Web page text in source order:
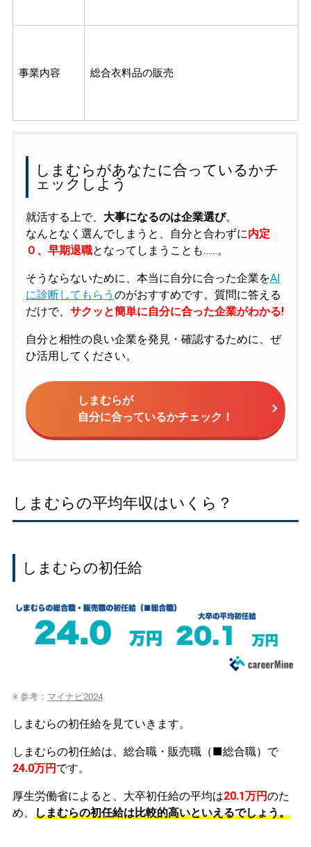
事業内容 総合衣料品の販売
しまむらがあなたに合っているかチ
ェックしよう
就活する上で、 大事になるのは企業選び。
なんとなく選んでしまうと、自分と合わずに内定
０、早期退職となってしまうことも……。
そうならないために、本当に自分に合った企業をAI
に診断してもらう のがおすすめです。質問に答える
だけで、 サクッと簡単に自分に合った企業がわかる!
自分と相性の良い企業を発見・確認するために、ぜ
ひ活用してください。
しまむらが
自分に合っているかチェック！
しまむらの平均年収はいくら？
しまむらの初任給
※ 参考： マイナビ2024
しまむらの初任給を見ていきます。
しまむらの初任給は、総合職・販売職（■総合職）で
24.0万円 です。
厚生労働省によると、大卒初任給の平均は20.1万円のた
め、 しまむらの初任給は比較的高いといえるでしょう。